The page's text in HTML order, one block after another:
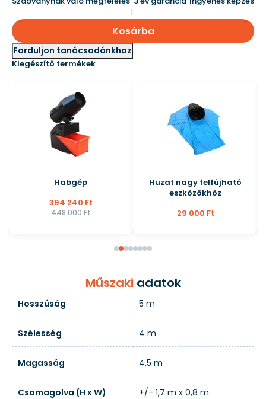
Kosárba
Forduljon tanácsadónkhoz
Kiegészítő termékek
Habgép
394 240 Ft
448 000 Ft
Huzat nagy felfújható
eszközökhöz
29 000 Ft
Műszaki adatok
Hosszúság 5 m
Szélesség 4 m
Magasság 4,5 m
Csomagolva (H x W) +/- 1,7 m x 0,8 m